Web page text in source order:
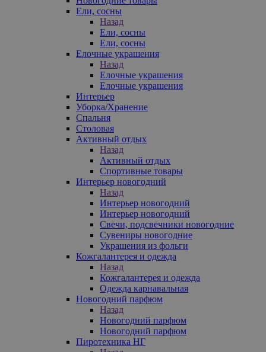
Ели, сосны
Назад
Ели, сосны
Ели, сосны
Елочные украшения
Назад
Елочные украшения
Елочные украшения
Интерьер
Уборка/Хранение
Спальня
Столовая
Активный отдых
Назад
Активный отдых
Спортивные товары
Интерьер новогодний
Назад
Интерьер новогодний
Интерьер новогодний
Свечи, подсвечники новогодние
Сувениры новогодние
Украшения из фольги
Кожгалантерея и одежда
Назад
Кожгалантерея и одежда
Одежда карнавальная
Новогодний парфюм
Назад
Новогодний парфюм
Новогодний парфюм
Пиротехника НГ